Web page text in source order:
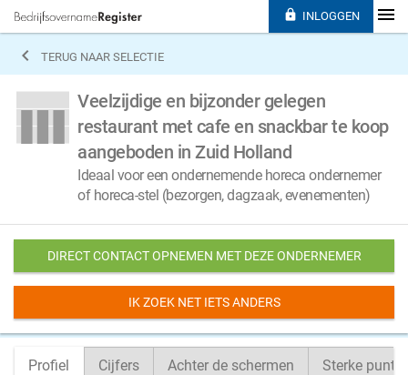
 TERUG NAAR SELECTIE
Veelzijdige en bijzonder gelegen
restaurant met cafe en snackbar te koop
aangeboden in Zuid Holland
Ideaal voor een ondernemende horeca ondernemer
of horeca-stel (bezorgen, dagzaak, evenementen)
DIRECT CONTACT OPNEMEN MET DEZE ONDERNEMER
IK ZOEK NET IETS ANDERS
Profiel Cijfers Achter de schermen Sterke
 INLOGGEN